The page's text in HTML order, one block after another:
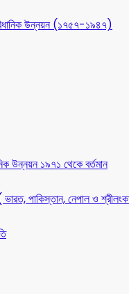
উন্নয়ন (১৭৫৭-১৯৪৭)
উন্নয়ন ১৯৭১ থেকে বর্তমান
পাকিস্তান, নেপাল ও